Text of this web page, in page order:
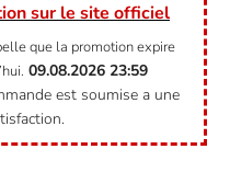
sur le site officiel
que la promotion expire
09.08.2026 23:59
est soumise a une